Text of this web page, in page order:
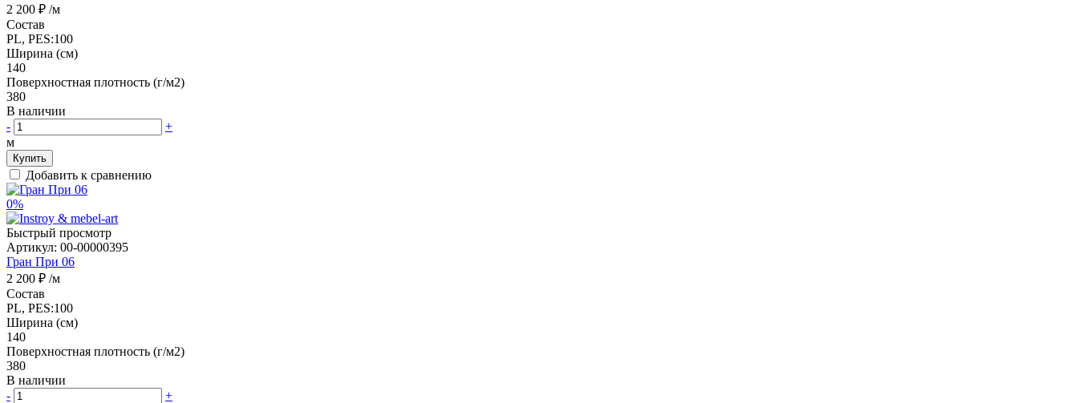
2 200 ₽ /м
Состав
PL, PES:100
Ширина (см)
140
Поверхностная плотность (г/м2)
380
В наличии
-
+
м
Купить
Добавить к сравнению
0%
Быстрый просмотр
Артикул: 00-00000395
Гран При 06
2 200 ₽ /м
Состав
PL, PES:100
Ширина (см)
140
Поверхностная плотность (г/м2)
380
В наличии
-
+